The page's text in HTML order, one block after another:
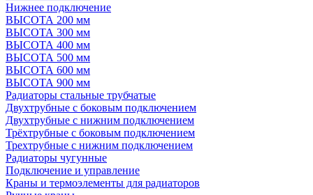
Нижнее подключение
ВЫСОТА 200 мм
ВЫСОТА 300 мм
ВЫСОТА 400 мм
ВЫСОТА 500 мм
ВЫСОТА 600 мм
ВЫСОТА 900 мм
Радиаторы стальные трубчатые
Двухтрубные с боковым подключением
Двухтрубные с нижним подключением
Трёхтрубные с боковым подключением
Трехтрубные с нижним подключением
Радиаторы чугунные
Подключение и управление
Краны и термоэлементы для радиаторов